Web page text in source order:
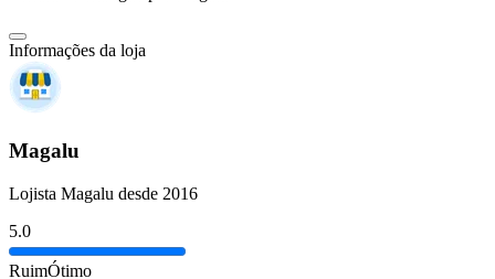
Informações da loja
Magalu
Lojista Magalu desde 2016
5.0
RuimÓtimo